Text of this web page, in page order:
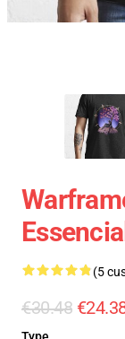
Essencial
(5
€30.48